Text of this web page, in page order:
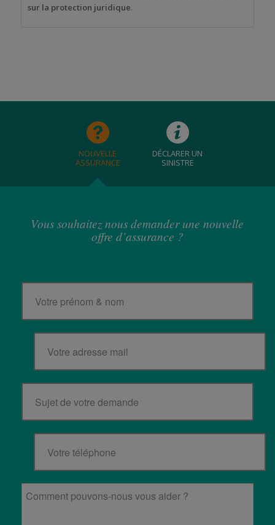
sur la protection juridique.
NOUVELLE
ASSURANCE
DÉCLARER UN
SINISTRE
Vous souhaitez nous demander une nouvelle
offre d’assurance ?